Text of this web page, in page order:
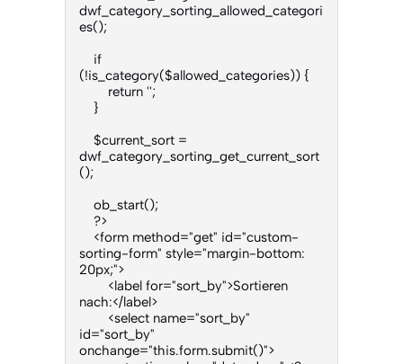
dwf_category_sorting_allowed_categori
es();
(!is_category($allowed_categories)) {
dwf_category_sorting_get_current_sort
();
sorting-form" style="margin-bottom:
20px;">
nach:</label>
id="sort_by"
onchange="this.form.submit()">